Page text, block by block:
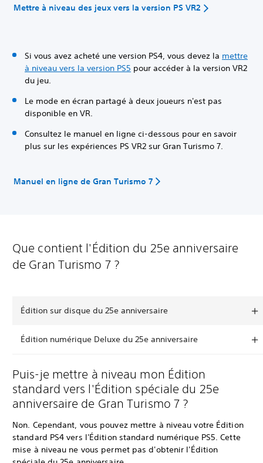
Mettre à niveau des jeux vers la version PS VR2
Si vous avez acheté une version PS4, vous devez la mettre
à niveau vers la version PS5 pour accéder à la version VR2
du jeu.
Le mode en écran partagé à deux joueurs n'est pas
disponible en VR.
Consultez le manuel en ligne ci-dessous pour en savoir
plus sur les expériences PS VR2 sur Gran Turismo 7.
Manuel en ligne de Gran Turismo 7
Que contient l'Édition du 25e anniversaire
de Gran Turismo 7 ?
Édition sur disque du 25e anniversaire
Édition numérique Deluxe du 25e anniversaire
Puis-je mettre à niveau mon Édition
standard vers l'Édition spéciale du 25e
anniversaire de Gran Turismo 7 ?
Non. Cependant, vous pouvez mettre à niveau votre Édition
standard PS4 vers l'Édition standard numérique PS5. Cette
mise à niveau ne vous permet pas d'obtenir l'Édition